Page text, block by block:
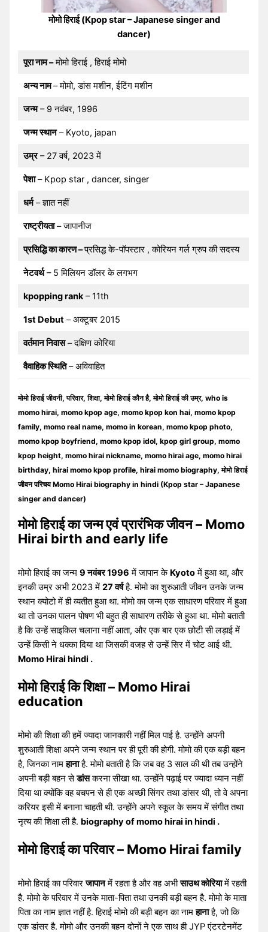
मोमो हिराई (Kpop star – Japanese singer and
dancer)
पूरा नाम –मोमो हिराई , हिराई मोमो
अन्य नाम– मोमो, डांस मशीन, ईटिंग मशीन
जन्म– 9 नवंबर, 1996
जन्म स्थान– Kyoto, japan
उम्र– 27 वर्ष, 2023 में
पेशा– Kpop star , dancer, singer
धर्म– ज्ञात नहीं
राष्ट्रीयता– जापानीज
प्रसिद्धि का कारण –प्रसिद्ध के-पॉपस्टार , कोरियन गर्ल ग्रुप की सदस्य
नेटवर्थ– 5 मिलियन डॉलर के लगभग
kpopping rank– 11th
1st Debut– अक्टूबर 2015
वर्तमान निवास– दक्षिण कोरिया
वैवाहिक स्थिति– अविवाहित
मोमो हिराई जीवनी, परिवार, शिक्षा, मोमो हिराई कौन है, मोमो हिराई की उम्र, who is
momo hirai, momo kpop age, momo kpop kon hai, momo kpop
family, momo real name, momo in korean, momo kpop photo,
momo kpop boyfriend, momo kpop idol, kpop girl group, momo
kpop height, momo hirai nickname, momo hirai age, momo hirai
birthday, hirai momo kpop profile, hirai momo biography, मोमो हिराई
जीवन परिचय Momo Hirai biography in hindi (Kpop star – Japanese
singer and dancer)
मोमो हिराई का जन्म एवं प्रारंभिक जीवन – Momo
Hirai birth and early life
मोमो हिराई का जन्म9 नवंबर 1996 में जापान के Kyotoमें हुआ था, और
इनकी उम्र अभी 2023 में27 वर्षहै. मोमो का शुरुआती जीवन उनके जन्म
स्थान क्योटो में ही व्यतीत हुआ था. मोमो का जन्म एक साधारण परिवार में हुआ
था तो उनका पालन पोषण भी बहुत ही साधारण तरीके से हुआ था. मोमो बताती
है कि उन्हें साइकिल चलाना नहीं आता, और एक बार एक छोटी सी लड़ाई में
उन्हें किसी ने धक्का दिया था जिसकी वजह से उन्हें सिर में चोट आई थी.
Momo Hirai hindi .
मोमो हिराई कि शिक्षा – Momo Hirai
education
मोमो की शिक्षा की हमें ज्यादा जानकारी नहीं मिल पाई है. उन्होंने अपनी
शुरुआती शिक्षा अपने जन्म स्थान पर ही पूरी की होगी. मोमो की एक बड़ी बहन
है, जिनका नामहानाहै. मोमो बताती है कि जब वह 3 साल की थी तब उन्होंने
अपनी बड़ी बहन सेडांसकरना सीखा था. उन्होंने पढ़ाई पर ज्यादा ध्यान नहीं
दिया था क्योंकि वह बचपन से ही एक अच्छी सिंगर तथा डांसर थी, तो वे अपना
करियर इसी में बनाना चाहती थी. उन्होंने अपने स्कूल के समय में संगीत तथा
नृत्य की शिक्षा ली है. biography of momo hirai in hindi .
मोमो हिराई का परिवार – Momo Hirai family
मोमो हिराई का परिवारजापानमें रहता है और वह अभीसाउथ कोरियामें रहती
है. मोमो के परिवार में उनके माता-पिता तथा उनकी बड़ी बहन है. मोमो के माता
पिता का नाम ज्ञात नहीं है. हिराई मोमो की बड़ी बहन का नामहानाहै, जो कि
एक डांसर है. मोमो और उनकी बहन दोनों ने एक साथ ही JYP एंटरटेनमेंट